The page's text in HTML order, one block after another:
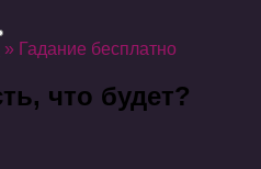
» Гадание бесплатно
что будет?